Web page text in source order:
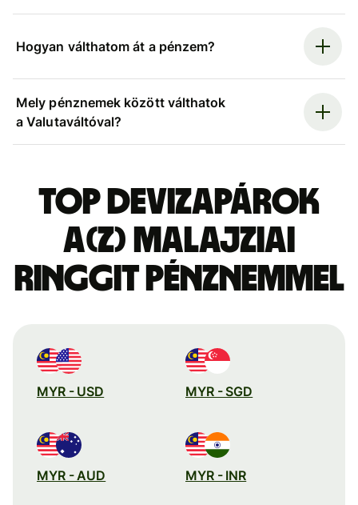
Hogyan válthatom át a pénzem?
Mely pénznemek között válthatok
a Valutaváltóval?
Top devizapárok
a(z) malajziai
ringgit pénznemmel
MYR - USD MYR - SGD
MYR - AUD MYR - INR